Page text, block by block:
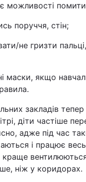
можливості
поруччя, стін;
не гризти пальці,
маски, якщо
закладів
діти частіше
адже під час
і працює
краще
ніж у коридорах.